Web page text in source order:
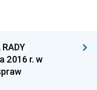
2016 r. w